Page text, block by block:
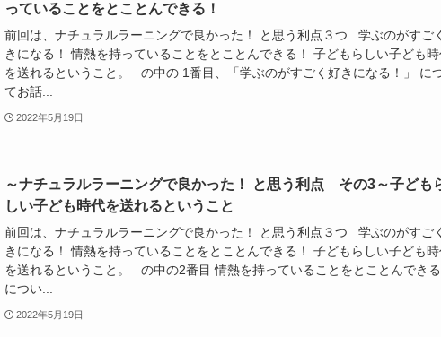
っていることをとことんできる！
前回は、ナチュラルラーニングで良かった！ と思う利点３つ 学ぶのがすご
きになる！ 情熱を持っていることをとことんできる！ 子どもらしい子ども
を送れるということ。 の中の 1番目、「学ぶのがすごく好きになる！」 に
てお話...
2022年5月19日
～ナチュラルラーニングで良かった！ と思う利点 その3～子ども
しい子ども時代を送れるということ
前回は、ナチュラルラーニングで良かった！ と思う利点３つ 学ぶのがすご
きになる！ 情熱を持っていることをとことんできる！ 子どもらしい子ども
を送れるということ。 の中の2番目 情熱を持っていることをとことんできる
につい...
2022年5月19日